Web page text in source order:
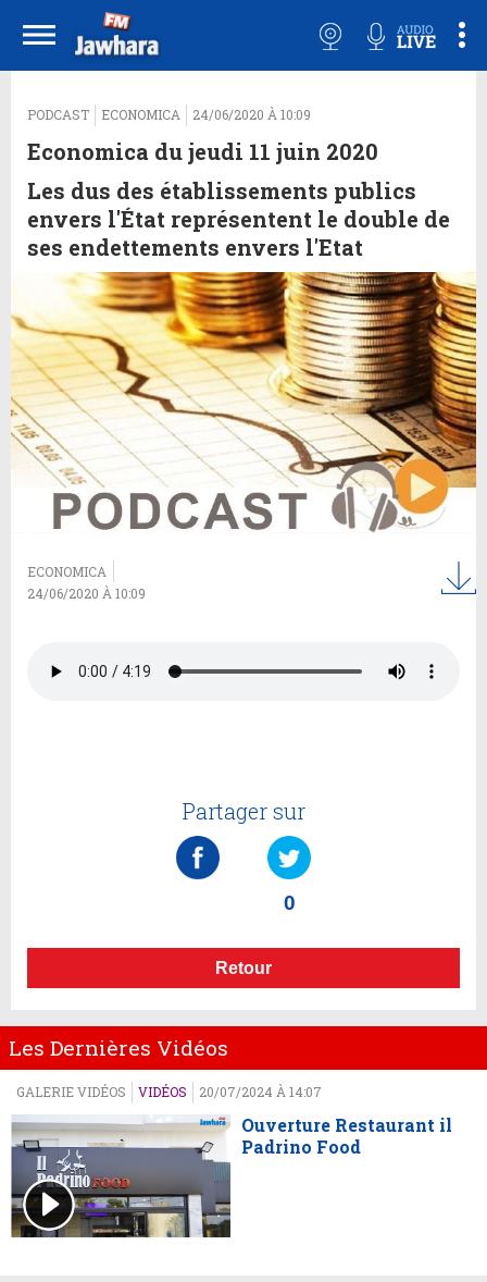
PODCAST ECONOMICA 24/06/2020 À 10:09
Economica du jeudi 11 juin 2020
Les dus des établissements publics
envers l'État représentent le double de
ses endettements envers l'Etat
ECONOMICA
24/06/2020 À 10:09
Partager sur
0
Retour
Les Dernières Vidéos
GALERIE VIDÉOS VIDÉOS 20/07/2024 À 14:07
Ouverture Restaurant il
Padrino Food